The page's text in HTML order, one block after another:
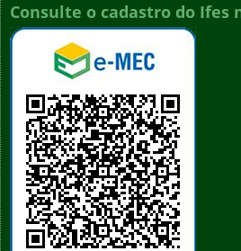
Consulte o cadastro do Ifes